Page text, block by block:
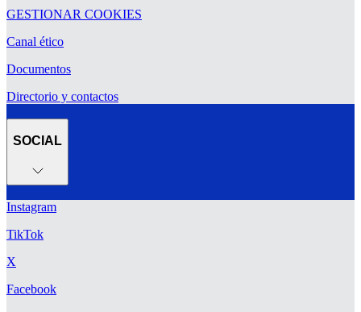
GESTIONAR COOKIES
Canal ético
Documentos
Directorio y contactos
SOCIAL
Instagram
TikTok
X
Facebook